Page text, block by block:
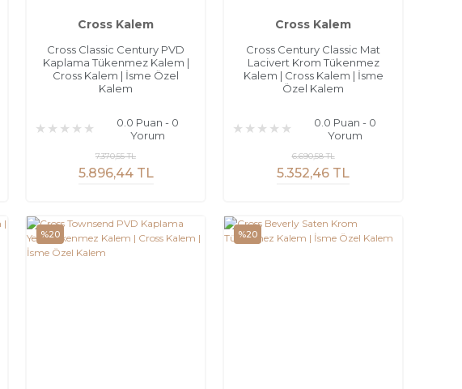
Cross Kalem
Cross Classic Century PVD
Kaplama Tükenmez Kalem |
Cross Kalem | İsme Özel
Kalem
0.0 Puan - 0
Yorum
5.896,44 TL
7.370,55 TL
Cross Kalem
Cross Century Classic Mat
Lacivert Krom Tükenmez
Kalem | Cross Kalem | İsme
Özel Kalem
0.0 Puan - 0
Yorum
5.352,46 TL
6.690,58 TL
%20 %20